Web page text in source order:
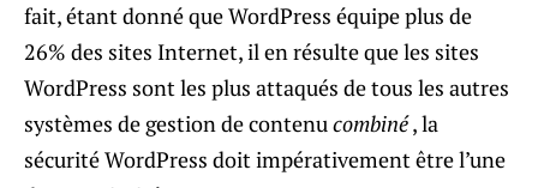
fait, étant donné que WordPress équipe plus de
26% des sites Internet, il en résulte que les sites
WordPress sont les plus attaqués de tous les autres
systèmes de gestion de contenucombiné, la
sécurité WordPress doit impérativement être l’une